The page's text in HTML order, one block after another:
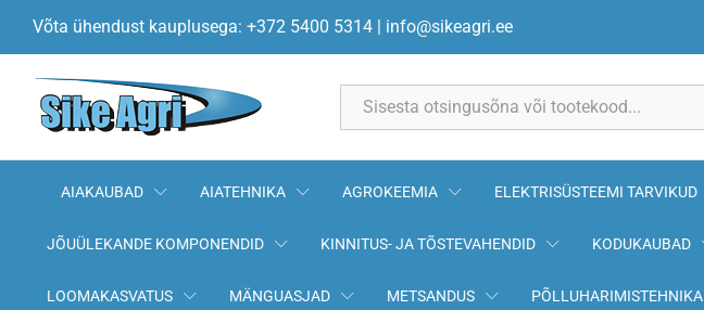
Võta ühendust kauplusega: +372 5400 5314 | info@sikeagri.ee
AIAKAUBAD AIATEHNIKA AGROKEEMIA ELEKTRISÜSTEEMI TARVIKUD
JÕUÜLEKANDE KOMPONENDID KINNITUS- JA TÕSTEVAHENDID KODUKAUBAD
LOOMAKASVATUS MÄNGUASJAD METSANDUS PÕLLUHARIMISTEHNIKA
Imifiltri fiksaator S93